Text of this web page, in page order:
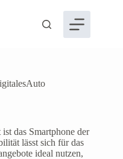
das Smartphone der
lässt sich für das
ideal nutzen,